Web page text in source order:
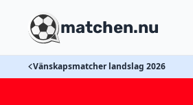
matchen.nu
Vänskapsmatcher landslag 2026